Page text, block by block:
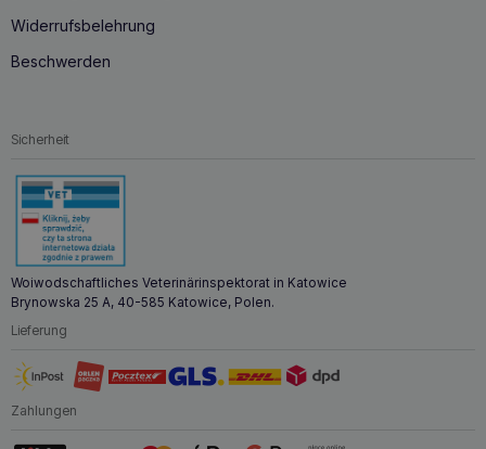
Widerrufsbelehrung
Beschwerden
Sicherheit
Woiwodschaftliches Veterinärinspektorat in Katowice
Brynowska 25 A, 40-585 Katowice, Polen.
Lieferung
Zahlungen